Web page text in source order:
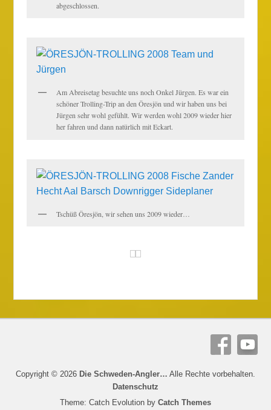
abgeschlossen.
Am Abreisetag besuchte uns noch Onkel Jürgen. Es war ein
schöner Trolling-Trip an den Öresjön und wir haben uns bei
Jürgen sehr wohl gefühlt. Wir werden wohl 2009 wieder hier
her fahren und dann natürlich mit Eckart.
Tschüß Öresjön, wir sehen uns 2009 wieder…
Copyright © 2026 Die Schweden-Angler… Alle Rechte vorbehalten.
Datenschutz
Theme: Catch Evolution by Catch Themes